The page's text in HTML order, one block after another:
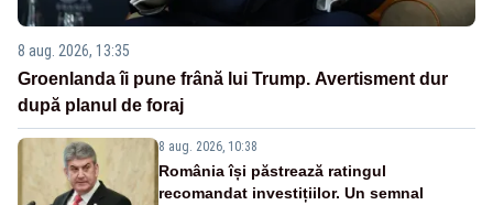
8 aug. 2026, 13:35
Groenlanda îi pune frână lui Trump. Avertisment dur
după planul de foraj
8 aug. 2026, 10:38
România își păstrează ratingul
recomandat investițiilor. Un semnal